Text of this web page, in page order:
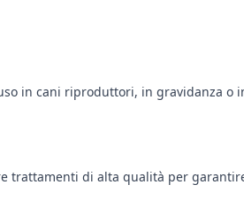
in cani riproduttori, in gravidanza
trattamenti di alta qualità per